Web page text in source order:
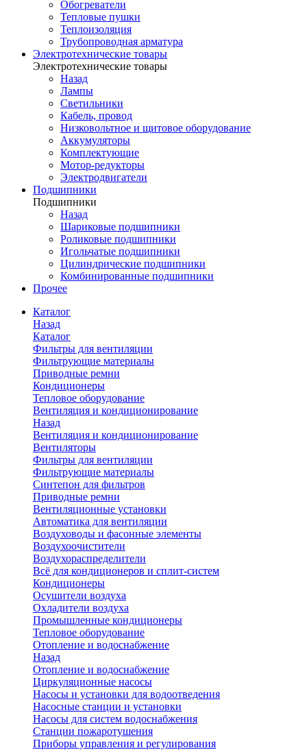
Обогреватели
Тепловые пушки
Теплоизоляция
Трубопроводная арматура
Электротехнические товары
Электротехнические товары
Назад
Лампы
Светильники
Кабель, провод
Низковольтное и щитовое оборудование
Аккумуляторы
Комплектующие
Мотор-редукторы
Электродвигатели
Подшипники
Подшипники
Назад
Шариковые подшипники
Роликовые подшипники
Игольчатые подшипники
Цилиндрические подшипники
Комбинированные подшипники
Прочее
Каталог
Назад
Каталог
Фильтры для вентиляции
Фильтрующие материалы
Приводные ремни
Кондиционеры
Тепловое оборудование
Вентиляция и кондиционирование
Назад
Вентиляция и кондиционирование
Вентиляторы
Фильтры для вентиляции
Фильтрующие материалы
Синтепон для фильтров
Приводные ремни
Вентиляционные установки
Автоматика для вентиляции
Воздуховоды и фасонные элементы
Воздухоочистители
Воздухораспределители
Всё для кондиционеров и сплит-систем
Кондиционеры
Осушители воздуха
Охладители воздуха
Промышленные кондиционеры
Тепловое оборудование
Отопление и водоснабжение
Назад
Отопление и водоснабжение
Циркуляционные насосы
Насосы и установки для водоотведения
Насосные станции и установки
Насосы для систем водоснабжения
Станции пожаротушения
Приборы управления и регулирования